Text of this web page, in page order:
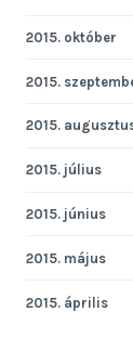
2015. október
2015.
2015.
2015. július
2015. június
2015. május
2015. április